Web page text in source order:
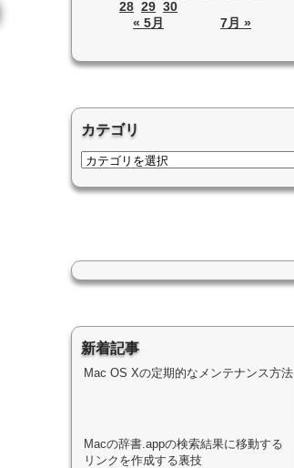
« 5月 7月 »
28 29 30
カテゴリ
新着記事
Mac OS Xの定期的なメンテナンス方法
Macの辞書.appの検索結果に移動する
リンクを作成する裏技